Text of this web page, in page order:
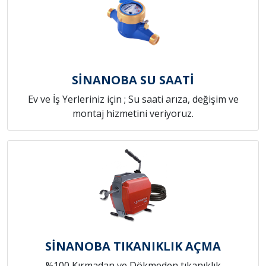
SİNANOBA SU SAATİ
Ev ve İş Yerleriniz için ; Su saati arıza, değişim ve
montaj hizmetini veriyoruz.
SİNANOBA TIKANIKLIK AÇMA